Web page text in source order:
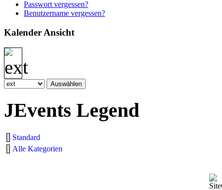
Passwort vergessen?
Benutzername vergessen?
Kalender Ansicht
JEvents Legend
Standard
Alle Kategorien